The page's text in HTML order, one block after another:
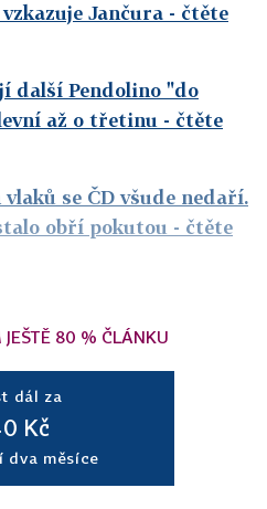
Jančura - čtěte
další Pendolino "do
až o třetinu - čtěte
se ČD všude nedaří.
obří pokutou - čtěte
80 % ČLÁNKU
dál za
Kč
dva měsíce